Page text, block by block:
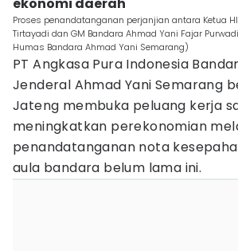
Proses penandatanganan perjanjian antara Ketua
Tirtayadi dan GM Bandara Ahmad Yani Fajar
Humas Bandara Ahmad Yani Semarang)
PT Angkasa Pura Indonesia
Jenderal Ahmad Yani Semarang
Jateng membuka peluang kerja
meningkatkan perekonomian
penandatanganan nota
aula bandara belum lama ini.